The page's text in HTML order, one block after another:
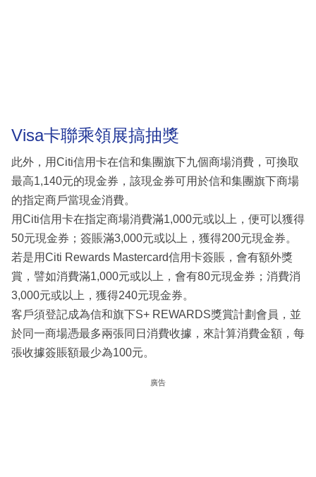
Visa卡聯乘領展搞抽獎
此外，用Citi信用卡在信和集團旗下九個商場消費，可換取
最高1,140元的現金券，該現金券可用於信和集團旗下商場
的指定商戶當現金消費。
用Citi信用卡在指定商場消費滿1,000元或以上，便可以獲得
50元現金券；簽賬滿3,000元或以上，獲得200元現金券。
若是用Citi Rewards Mastercard信用卡簽賬，會有額外獎
賞，譬如消費滿1,000元或以上，會有80元現金券；消費消
3,000元或以上，獲得240元現金券。
客戶須登記成為信和旗下S+ REWARDS獎賞計劃會員，並
於同一商場憑最多兩張同日消費收據，來計算消費金額，每
張收據簽賬額最少為100元。
廣告